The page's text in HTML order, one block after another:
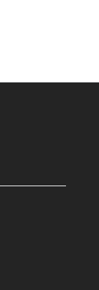
onglet)
onglet)
onglet)